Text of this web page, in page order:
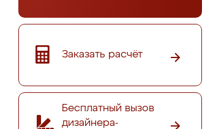
Заказать расчёт
Бесплатный вызов
дизайнера-